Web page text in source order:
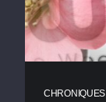
CHRONIQUES